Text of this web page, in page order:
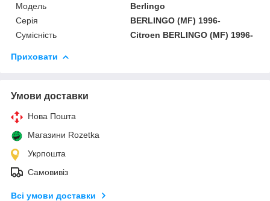
Мoдель
Berlingo
Серія
BERLINGO (MF) 1996-
Сумісність
Citroen BERLINGO (MF) 1996-
Приховати
Умови доставки
Нова Пошта
Магазини Rozetka
Укрпошта
Самовивіз
Всі умови доставки